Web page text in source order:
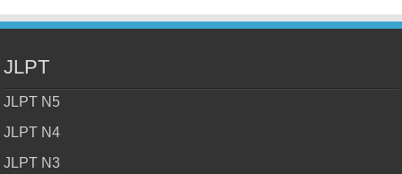
JLPT
JLPT N5
JLPT N4
JLPT N3